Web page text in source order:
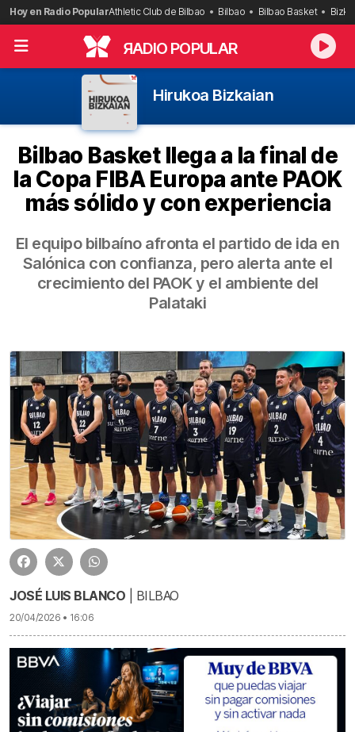
Saltar
al
contenido
Hoy en Radio PopularAthletic Club de Bilbao Bilbao Bilbao Basket
RADIO POPULAR
Hirukoa Bizkaian
Bilbao Basket llega a la final de
la Copa FIBA Europa ante PAOK
más sólido y con experiencia
El equipo bilbaíno afronta el partido de ida en
Salónica con confianza, pero alerta ante el
crecimiento del PAOK y el ambiente del
Palataki
JOSÉ LUIS BLANCO | BILBAO
20/04/2026 • 16:06